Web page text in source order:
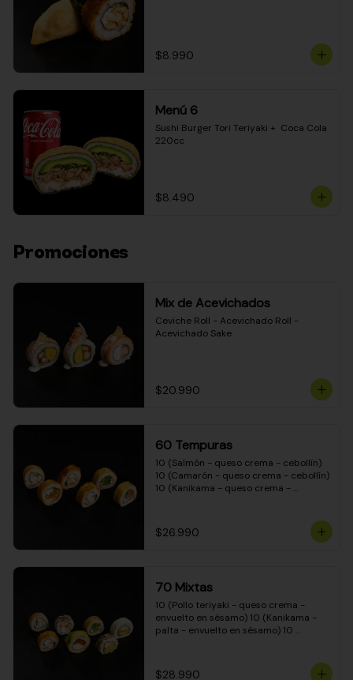
$8.990
Menú 6
Sushi Burger Tori Teriyaki +  Coca Cola
220cc
$8.490
Promociones
Mix de Acevichados
Ceviche Roll - Acevichado Roll -
Acevichado Sake
$20.990
60 Tempuras
10 (Salmón - queso crema - cebollín)
10 (Camarón - queso crema - cebollín)
10 (Kanikama - queso crema -
crema - cebollín) 10 (Carne - queso
crema - cebollín)
$26.990
70 Mixtas
10 (Pollo teriyaki - queso crema -
envuelto en sésamo) 10 (Kanikama -
palta - envuelto en sésamo) 10
- envuelto en queso crema) 10
$28.990